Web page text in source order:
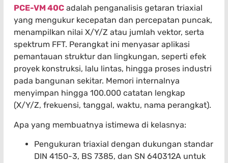
PCE-VM 40C adalah penganalisis getaran triaxial
yang mengukur kecepatan dan percepatan puncak,
menampilkan nilai X/Y/Z atau jumlah vektor, serta
spektrum FFT. Perangkat ini menyasar aplikasi
pemantauan struktur dan lingkungan, seperti efek
proyek konstruksi, lalu lintas, hingga proses industri
pada bangunan sekitar. Memori internalnya
menyimpan hingga 100.000 catatan lengkap
(X/Y/Z, frekuensi, tanggal, waktu, nama perangkat).
Apa yang membuatnya istimewa di kelasnya:
Pengukuran triaxial dengan dukungan standar
DIN 4150-3, BS 7385, dan SN 640312A untuk